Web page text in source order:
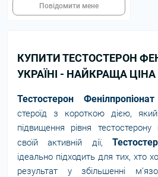
Повідомити мене
КУПИТИ ТЕСТОСТЕРОН
УКРАЇНІ - НАЙКРАЩА ЦІНА
Тестостерон Фенілпропіонат
стероїд з короткою дією,
підвищення рівня
своїй активній дії,
ідеально підходить для тих, хто
результат у збільшенні